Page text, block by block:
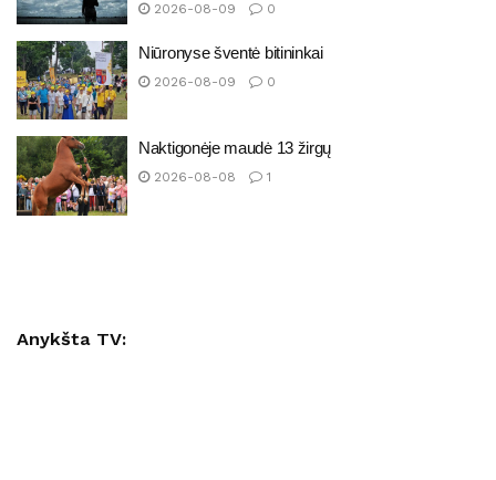
2026-08-09 0
Niūronyse šventė bitininkai
2026-08-09 0
Naktigonėje maudė 13 žirgų
2026-08-08 1
Anykšta TV: